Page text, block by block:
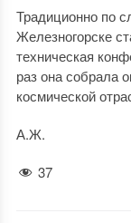
Традиционно по
Железногорске
техническая
раз она собрала
космической
А.Ж.
37